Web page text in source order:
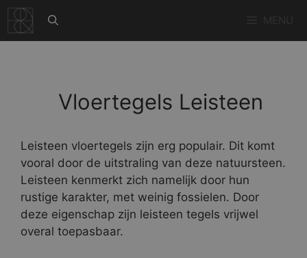
naar
de
Vloertegels Leisteen
Leisteen vloertegels zijn erg populair. Dit komt
vooral door de uitstraling van deze natuursteen.
Leisteen kenmerkt zich namelijk door hun
rustige karakter, met weinig fossielen. Door
deze eigenschap zijn leisteen tegels vrijwel
overal toepasbaar.